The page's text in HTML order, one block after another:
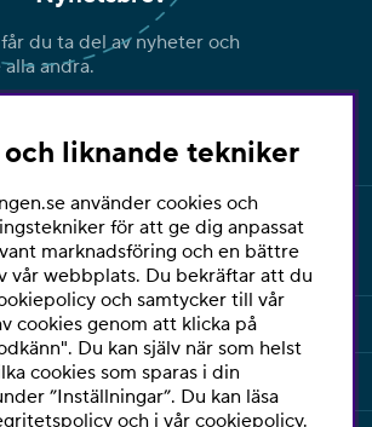
du ta del av nyheter och
andra.
liknande tekniker
använder cookies och
för att ge dig anpassat
marknadsföring och en bättre
vår webbplats. Du bekräftar att du
och samtycker till vår
cookies genom att klicka på
Du kan själv när som helst
cookies som sparas i din
”Inställningar”. Du kan läsa
och i vår cookiepolicy.